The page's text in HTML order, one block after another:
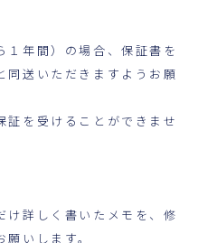
１年間）の場合、保証書を
同送いただきますようお願
証を受けることができませ
け詳しく書いたメモを、修
いします。